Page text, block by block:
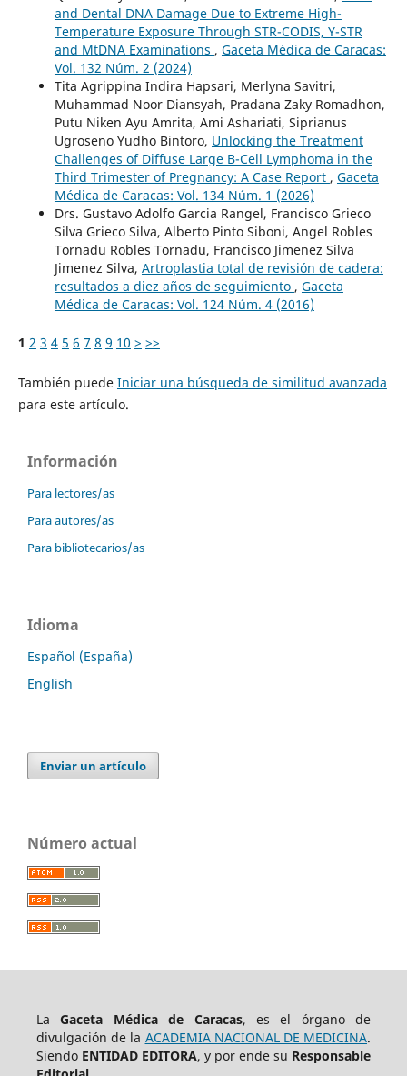
and Dental DNA Damage Due to Extreme High-
Temperature Exposure Through STR-CODIS, Y-STR
and MtDNA Examinations , Gaceta Médica de Caracas:
Vol. 132 Núm. 2 (2024)
Tita Agrippina Indira Hapsari, Merlyna Savitri,
Muhammad Noor Diansyah, Pradana Zaky Romadhon,
Putu Niken Ayu Amrita, Ami Ashariati, Siprianus
Ugroseno Yudho Bintoro, Unlocking the Treatment
Challenges of Diffuse Large B-Cell Lymphoma in the
Third Trimester of Pregnancy: A Case Report , Gaceta
Médica de Caracas: Vol. 134 Núm. 1 (2026)
Drs. Gustavo Adolfo Garcia Rangel, Francisco Grieco
Silva Grieco Silva, Alberto Pinto Siboni, Angel Robles
Tornadu Robles Tornadu, Francisco Jimenez Silva
Jimenez Silva, Artroplastia total de revisión de cadera:
resultados a diez años de seguimiento , Gaceta
Médica de Caracas: Vol. 124 Núm. 4 (2016)
1 2 3 4 5 6 7 8 9 10 > >>
También puede Iniciar una búsqueda de similitud avanzada
para este artículo.
Información
Para lectores/as
Para autores/as
Para bibliotecarios/as
Idioma
Español (España)
English
Enviar un artículo
Número actual
LaGaceta Médica de Caracas, es el órgano de
divulgación de la ACADEMIA NACIONAL DE MEDICINA.
Siendo ENTIDAD EDITORA, y por ende su Responsable